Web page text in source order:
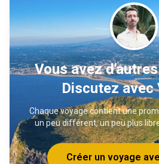
Vous avez
Discutez avec
Chaque voyage contient une
un peu différent, un peu plus
Créer un voyage